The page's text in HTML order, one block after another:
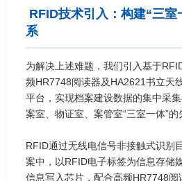
RFID技术引入：构建“三室
系
为解决上述难题，我们引入基于
频HR7748阅读器及HA2621书立天
平台，实现档案建设数据的集中采
案室、物证室、案管室“三室一体”的
RFID通过无线电信号非接触式识别
案中，以RFID电子标签为信息存储
信息写入芯片，配合高频HR7748阅